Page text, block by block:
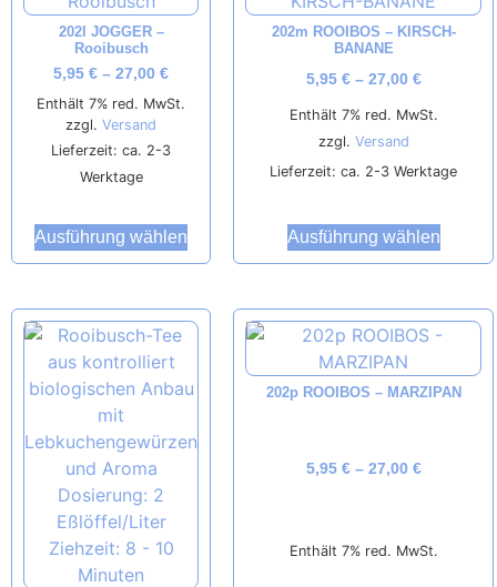
202l JOGGER –
Rooibusch
5,95 € – 27,00 €
Enthält 7% red. MwSt.
zzgl. Versand
Lieferzeit: ca. 2-3
Werktage
Ausführung wählen
202m ROOIBOS – KIRSCH-
BANANE
5,95 € – 27,00 €
Enthält 7% red. MwSt.
zzgl. Versand
Lieferzeit: ca. 2-3 Werktage
Ausführung wählen
202p ROOIBOS – MARZIPAN
5,95 € – 27,00 €
Enthält 7% red. MwSt.